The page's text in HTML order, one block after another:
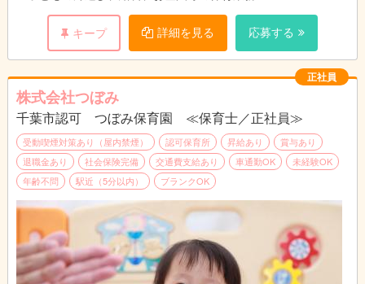
・事務作業（実施記録等）や年間イベントが少ないのも特徴！
・連絡帳や出欠確認をデジタル化して効率化を図っているため持
ち帰り作業なし
「変更範囲：変更なし」
試用期間：６ヶ月（雇用条件変更なし）
キープ 詳細を見る 応募する
正社員
株式会社つぼみ
千葉市認可 つぼみ保育園 ≪保育士／正社員≫
受動喫煙対策あり（屋内禁煙） 認可保育所 昇給あり
賞与あり
退職金あり
社会保険完備 交通費支給あり 車通勤OK
未経験OK
年齢不問
駅近（5分以内） ブランクOK